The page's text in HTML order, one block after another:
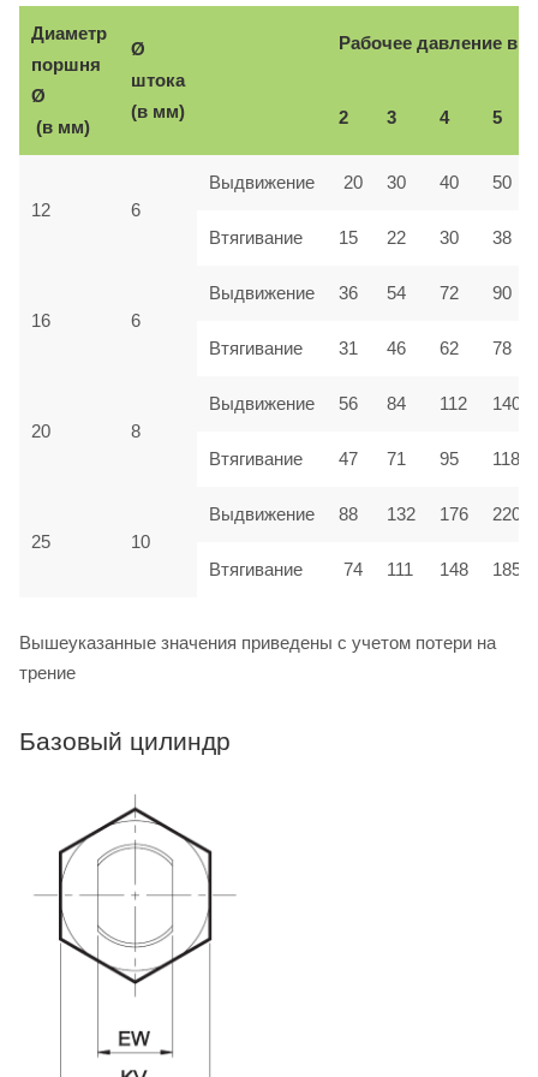
Диаметр
поршня
Ø
(в мм)
Ø
штока
(в мм)
Рабочее давление в
2 3 4 5
12 6
Выдвижение 20 30 40 50
Втягивание 15 22 30 38
16 6
Выдвижение 36 54 72 90
Втягивание 31 46 62 78
20 8
Выдвижение 56 84 112 140
Втягивание 47 71 95 118
25 10
Выдвижение 88 132 176 220
Втягивание 74 111 148 185
Вышеуказанные значения приведены с учетом потери на
трение
Базовый цилиндр